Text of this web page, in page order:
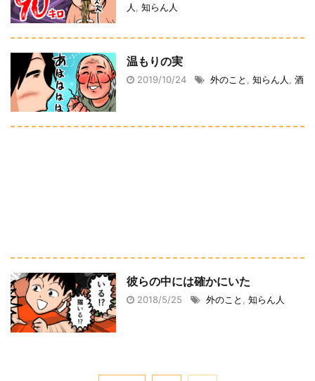
人
知らん人
温もりの実
2019/10/24 外のこと 知らん人 酒
彼らの中には確かにいた
2018/5/25 外のこと , 知らん人